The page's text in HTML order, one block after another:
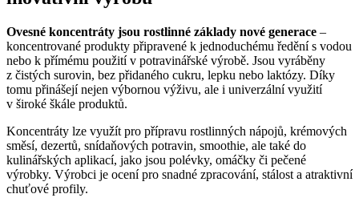
Ovesné koncentráty jsou rostlinné základy nové generace –
koncentrované produkty připravené k jednoduchému ředění s vodou
nebo k přímému použití v potravinářské výrobě. Jsou vyráběny
z čistých surovin, bez přidaného cukru, lepku nebo laktózy. Díky
tomu přinášejí nejen výbornou výživu, ale i univerzální využití
v široké škále produktů.
Koncentráty lze využít pro přípravu rostlinných nápojů, krémových
směsí, dezertů, snídaňových potravin, smoothie, ale také do
kulinářských aplikací, jako jsou polévky, omáčky či pečené
výrobky. Výrobci je ocení pro snadné zpracování, stálost a atraktivní
chuťové profily.